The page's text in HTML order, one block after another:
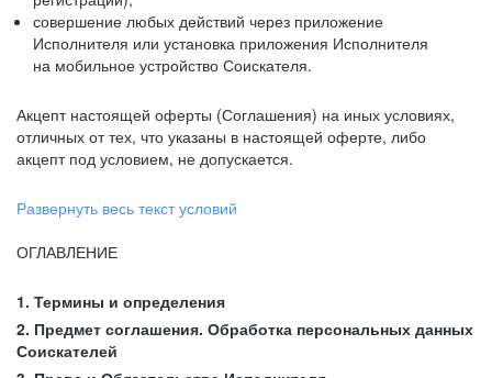
совершение любых действий через приложение
Исполнителя или установка приложения Исполнителя
на мобильное устройство Соискателя.
Акцепт настоящей оферты (Соглашения) на иных условиях,
отличных от тех, что указаны в настоящей оферте, либо
акцепт под условием, не допускается.
Развернуть весь текст условий
ОГЛАВЛЕНИЕ
1. Термины и определения
2. Предмет соглашения. Обработка персональных данных
Соискателей